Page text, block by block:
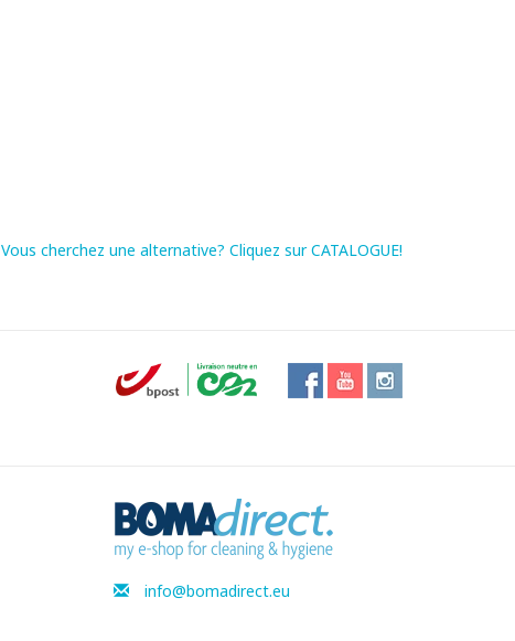
Vous cherchez une alternative? Cliquez sur CATALOGUE!
info@bomadirect.eu